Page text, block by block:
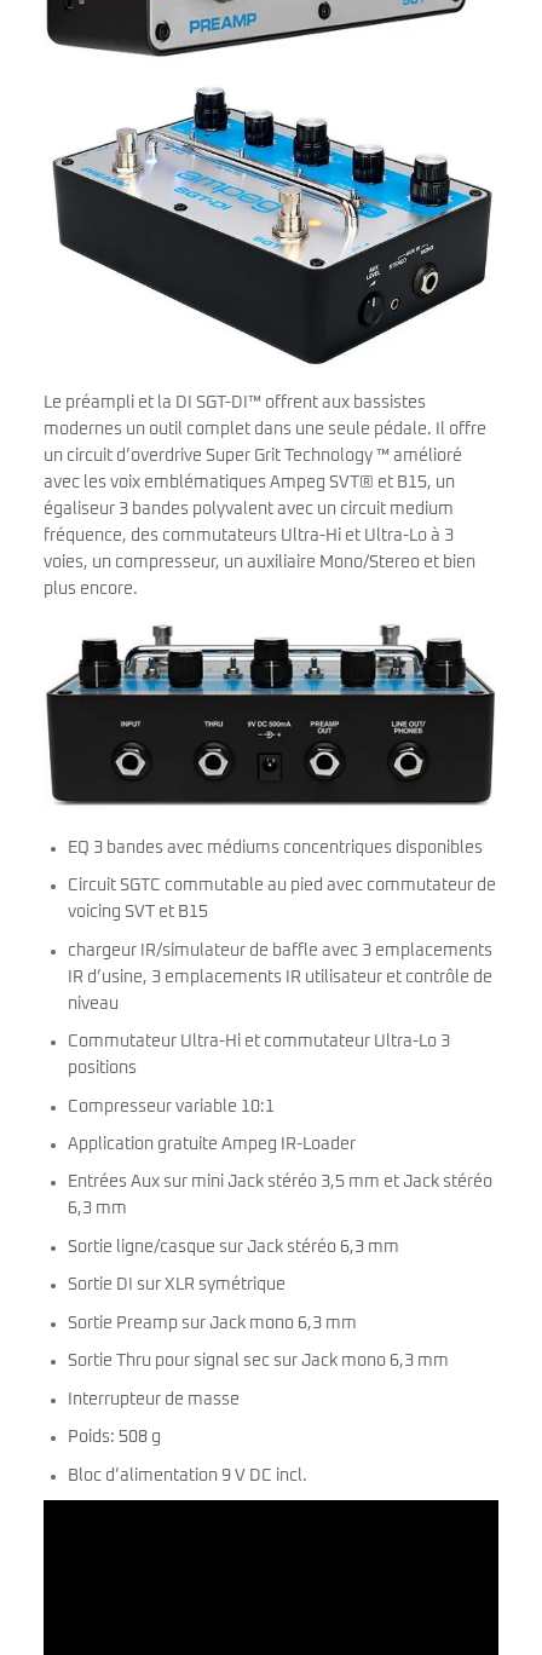
Le préampli et la DI SGT-DI™ offrent aux bassistes
modernes un outil complet dans une seule pédale. Il offre
un circuit d’overdrive Super Grit Technology ™ amélioré
avec les voix emblématiques Ampeg SVT® et B15, un
égaliseur 3 bandes polyvalent avec un circuit medium
fréquence, des commutateurs Ultra-Hi et Ultra-Lo à 3
voies, un compresseur, un auxiliaire Mono/Stereo et bien
plus encore.
EQ 3 bandes avec médiums concentriques disponibles
Circuit SGTC commutable au pied avec commutateur de
voicing SVT et B15
chargeur IR/simulateur de baffle avec 3 emplacements
IR d’usine, 3 emplacements IR utilisateur et contrôle de
niveau
Commutateur Ultra-Hi et commutateur Ultra-Lo 3
positions
Compresseur variable 10:1
Application gratuite Ampeg IR-Loader
Entrées Aux sur mini Jack stéréo 3,5 mm et Jack stéréo
6,3 mm
Sortie ligne/casque sur Jack stéréo 6,3 mm
Sortie DI sur XLR symétrique
Sortie Preamp sur Jack mono 6,3 mm
Sortie Thru pour signal sec sur Jack mono 6,3 mm
Interrupteur de masse
Poids: 508 g
Bloc d’alimentation 9 V DC incl.